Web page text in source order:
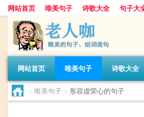
网站首页 唯美句子 诗歌大全 句子大
网站首页 唯美句子 诗歌大全
> 唯美句子 > 形容虚荣心的句子